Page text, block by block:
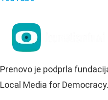
Prenovo je podprla
Local Media for Democracy.